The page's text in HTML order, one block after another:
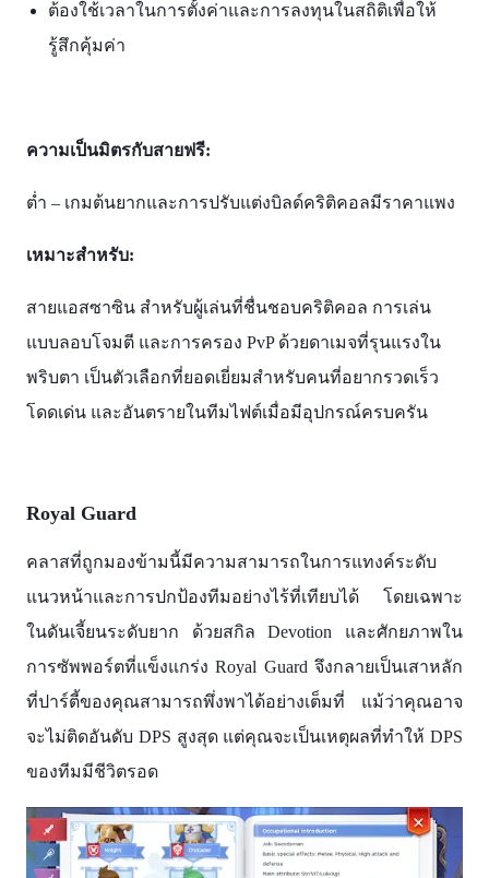
ต้องใช้เวลาในการตั้งค่าและการลงทุนในสถิติเพื่อให้
รู้สึกคุ้มค่า​
ความเป็นมิตรกับสายฟรี:
ต่ำ – เกมต้นยากและการปรับแต่งบิลด์คริติคอลมีราคาแพง​
เหมาะสำหรับ:
สายแอสซาซิน สำหรับผู้เล่นที่ชื่นชอบคริติคอล การเล่น
แบบลอบโจมตี และการครอง PvP ด้วยดาเมจที่รุนแรงใน
พริบตา เป็นตัวเลือกที่ยอดเยี่ยมสำหรับคนที่อยากรวดเร็ว
โดดเด่น และอันตรายในทีมไฟต์เมื่อมีอุปกรณ์ครบครัน
Royal Guard
คลาสที่ถูกมองข้ามนี้มีความสามารถในการแทงค์ระดับ
แนวหน้าและการปกป้องทีมอย่างไร้ที่เทียบได้ โดยเฉพาะ
ในดันเจี้ยนระดับยาก ด้วยสกิล Devotion และศักยภาพใน
การซัพพอร์ตที่แข็งแกร่ง Royal Guard จึงกลายเป็นเสาหลัก
ที่ปาร์ตี้ของคุณสามารถพึ่งพาได้อย่างเต็มที่ แม้ว่าคุณอาจ
จะไม่ติดอันดับ DPS สูงสุด แต่คุณจะเป็นเหตุผลที่ทำให้ DPS
ของทีมมีชีวิตรอด